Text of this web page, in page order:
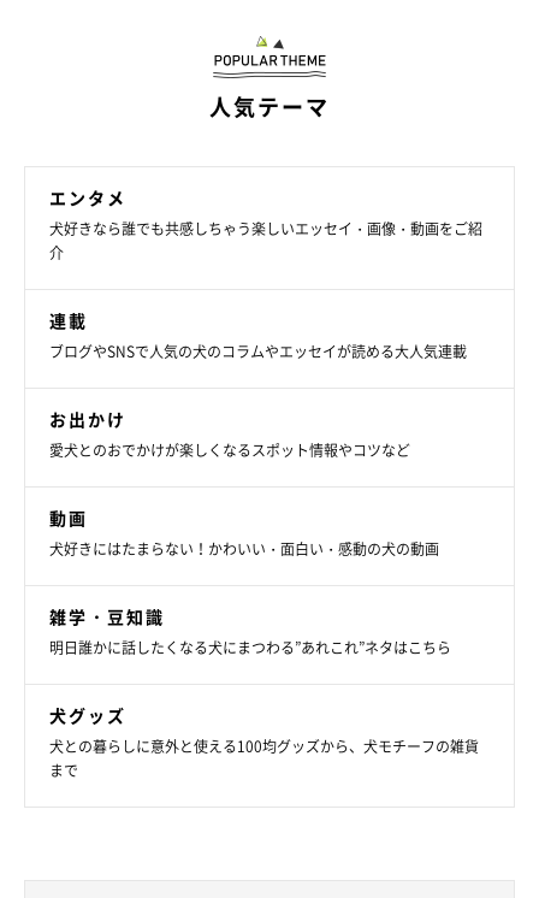
人気テーマ
エンタメ
犬好きなら誰でも共感しちゃう楽しいエッセイ・画像・動画をご紹
介
連載
ブログやSNSで人気の犬のコラムやエッセイが読める大人気連載
お出かけ
愛犬とのおでかけが楽しくなるスポット情報やコツなど
動画
犬好きにはたまらない！かわいい・面白い・感動の犬の動画
雑学・豆知識
明日誰かに話したくなる犬にまつわる”あれこれ”ネタはこちら
犬グッズ
犬との暮らしに意外と使える100均グッズから、犬モチーフの雑貨
まで